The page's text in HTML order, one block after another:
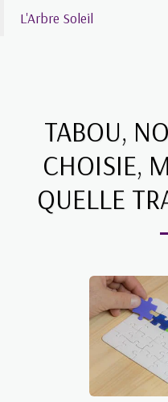
L'Arbre Soleil
TABOU,
CHOISIE,
QUELLE